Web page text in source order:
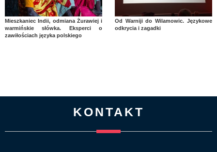
Mieszkaniec Indii, odmiana Żurawiej i
warmińskie słówka. Eksperci o
zawiłościach języka polskiego
Od Warniji do Wilamowic. Językowe
odkrycia i zagadki
KONTAKT